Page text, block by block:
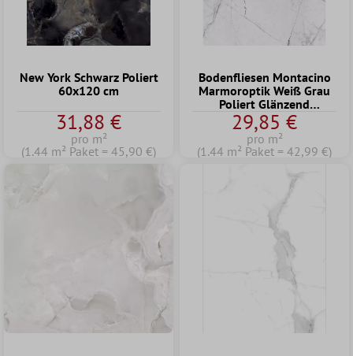
New York Schwarz Poliert
60x120 cm
31,88 €
pro m²
(1.44 m² Paket = 45,90 €)
Bodenfliesen Montacino
Marmoroptik Weiß Grau
Poliert Glänzend
60x120cm
29,85 €
pro m²
(1.44 m² Paket = 42,99 €)